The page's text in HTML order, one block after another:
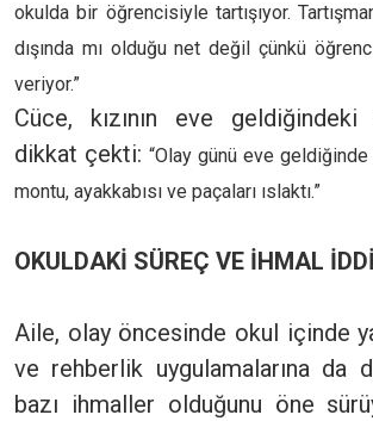
okulda bir öğrencisiyle tartışıyor.
dışında mı olduğu net değil çünkü
veriyor.”
Cüce, kızının eve
dikkat çekti: “Olay günü eve geldiğinde
montu, ayakkabısı ve paçaları ıslaktı.”
OKULDAKİ SÜREÇ VE İHMAL
Aile, olay öncesinde okul içinde
ve rehberlik uygulamalarına da
bazı ihmaller olduğunu öne